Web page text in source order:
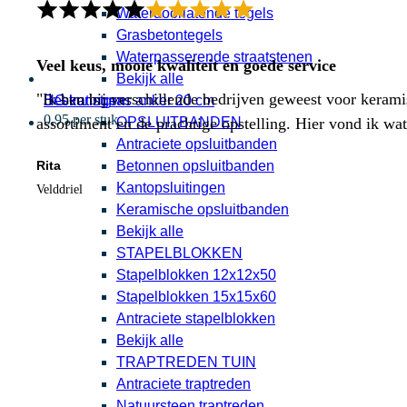
HG kunstgras anker 20 cm
0,95 per stuk
Waterdoorlatende tegels
Grasbetontegels
Waterpasserende straatstenen
Bekijk alle
Bestratingen
OPSLUITBANDEN
Antraciete opsluitbanden
Betonnen opsluitbanden
Kantopsluitingen
Keramische opsluitbanden
Bekijk alle
STAPELBLOKKEN
Stapelblokken 12x12x50
Stapelblokken 15x15x60
Antraciete stapelblokken
Bekijk alle
TRAPTREDEN TUIN
Antraciete traptreden
Veel keus, mooie kwaliteit en goede service
"Ik ben bij verschillende bedrijven geweest voor
assortiment en de prachtige opstelling. Hier vond ik
Rita
Velddriel